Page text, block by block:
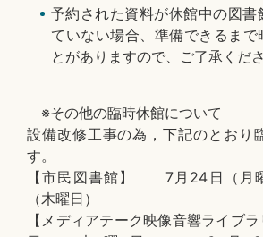
予約された資料が休館中の図書
ていない場合、準備できるまで
とがありますので、ご了承くださ
※その他の臨時休館について
設備改修工事の為，下記のとおり
す。
【市民図書館】 7月24日（月
（木曜日）
【メディアテーク映像音響ライ